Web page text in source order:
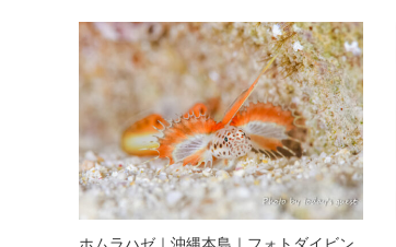
ホムラハゼ｜沖縄本島｜フォトダイビン